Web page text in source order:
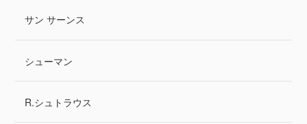
サン サーンス
シューマン
R.シュトラウス